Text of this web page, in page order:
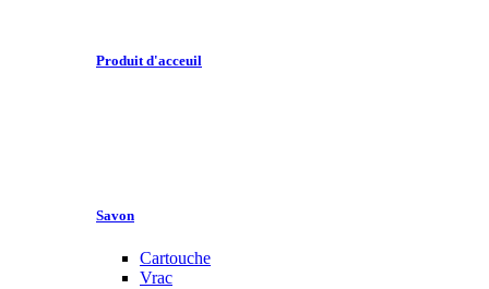
Produit d'acceuil
Savon
Cartouche
Vrac